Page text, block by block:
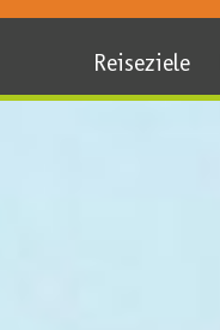
Reiseziele